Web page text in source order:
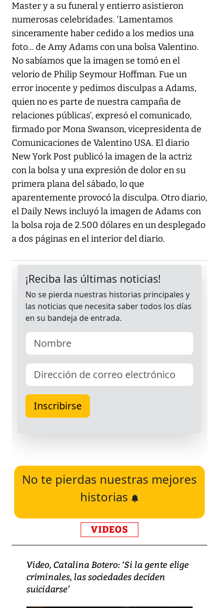
Master y a su funeral y entierro asistieron
numerosas celebridades. ‘Lamentamos
sinceramente haber cedido a los medios una
foto... de Amy Adams con una bolsa Valentino.
No sabíamos que la imagen se tomó en el
velorio de Philip Seymour Hoffman. Fue un
error inocente y pedimos disculpas a Adams,
quien no es parte de nuestra campaña de
relaciones públicas’, expresó el comunicado,
firmado por Mona Swanson, vicepresidenta de
Comunicaciones de Valentino USA. El diario
New York Post publicó la imagen de la actriz
con la bolsa y una expresión de dolor en su
primera plana del sábado, lo que
aparentemente provocó la disculpa. Otro diario,
el Daily News incluyó la imagen de Adams con
la bolsa roja de 2.500 dólares en un desplegado
a dos páginas en el interior del diario.
No te pierdas nuestras mejores
historias
VIDEOS
Video, Catalina Botero: ‘Si la gente elige
criminales, las sociedades deciden
suicidarse’